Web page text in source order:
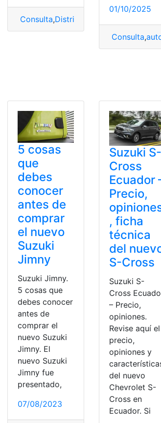
Consulta,Distribuidor
01/10/2025
Consulta,
5 cosas
que
debes
conocer
antes de
comprar
el nuevo
Suzuki
Jimny
Suzuki Jimny.
5 cosas que
debes conocer
antes de
comprar el
nuevo Suzuki
Jimny. El
nuevo Suzuki
Jimny fue
presentado,
07/08/2023
Suzuki S-
Cross
Ecuador
Precio,
, ficha
técnica
del
S-Cross
Suzuki S-
Cross
– Precio,
opiniones.
Revise aquí el
precio,
opiniones y
del nuevo
Chevrolet S-
Cross en
Ecuador. Si